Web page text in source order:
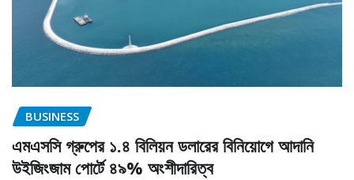
BUSINESS
এমএসসি গ্রুপের ১.৪ বিলিয়ন ডলারের বিনিয়োগে আদানি
উইজিংজাম পোর্টে ৪৯% অংশীদারিত্ব